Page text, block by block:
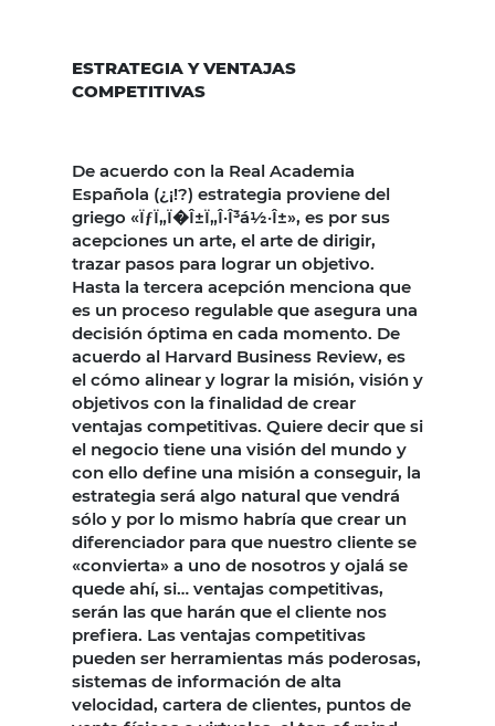
ESTRATEGIA Y VENTAJAS
COMPETITIVAS
De acuerdo con la Real Academia
Española (¿¡!?) estrategia proviene del
griego «ÏƒÏ„Ï�Î±Ï„Î·Î³á½·Î±», es por sus
acepciones un arte, el arte de dirigir,
trazar pasos para lograr un objetivo.
Hasta la tercera acepción menciona que
es un proceso regulable que asegura una
decisión óptima en cada momento. De
acuerdo al Harvard Business Review, es
el cómo alinear y lograr la misión, visión y
objetivos con la finalidad de crear
ventajas competitivas. Quiere decir que si
el negocio tiene una visión del mundo y
con ello define una misión a conseguir, la
estrategia será algo natural que vendrá
sólo y por lo mismo habría que crear un
diferenciador para que nuestro cliente se
«convierta» a uno de nosotros y ojalá se
quede ahí, si… ventajas competitivas,
serán las que harán que el cliente nos
prefiera. Las ventajas competitivas
pueden ser herramientas más poderosas,
sistemas de información de alta
velocidad, cartera de clientes, puntos de